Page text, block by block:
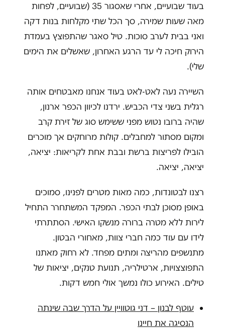
בעוד שבועיים, אחרי שאסגור 35 (שבועיים, לפחות
מאה שעות שמירה, סך הכל שתי מקלחות בנות דקה
ואני בבית לערב סוכות. טיל סאגר שהתפוצץ בעמדת
הירוק חיכה לי עד הרגע האחרון, שאשלים את הימים
שלי).
השיירה נעה לאט-לאט בעוד אנחנו מאבטחים אותה
רגלית בשני צדי הכביש. ירדנו לכיוון הכפר ארנון,
שהיה ברובו נטוש מפני ששימש סוג של זירת קרב
ומקום מסתור למחבלים. קולות מרוחקים אך מוכרים
הובילו לפריצות ברשת ובבת אחת לקריאות: יציאה,
יציאה, יציאה.
רצנו לבטונדות, כמה מאות מטרים לפנינו, סמוכים
באופן מסוכן לבתי הכפר. המפקד המשתחרר התחיל
לירות ללא מטרה ברורה מנשקו האישי. הסתתרתי
לידו עם עוד כמה חברי צוות, מאחורי הבטון.
מתנשפים מהריצה ומתים מפחד. לא רחוק מאתנו
התפוצצויות, ארטילריה, תנועת טנקים, יציאות של
טילים. האירוע כולו נמשך אולי חמש דקות.
עוטף לבנון – דני גוטוויין על הדרך שבה שינתה
הנסיגה את חיינו